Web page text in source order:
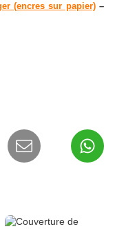
(encres sur papier)–